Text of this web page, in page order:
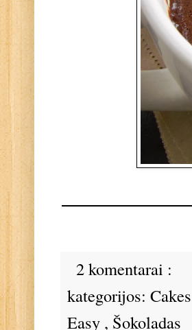
2 komentarai :
kategorijos: Cakes
Easy , Šokoladas